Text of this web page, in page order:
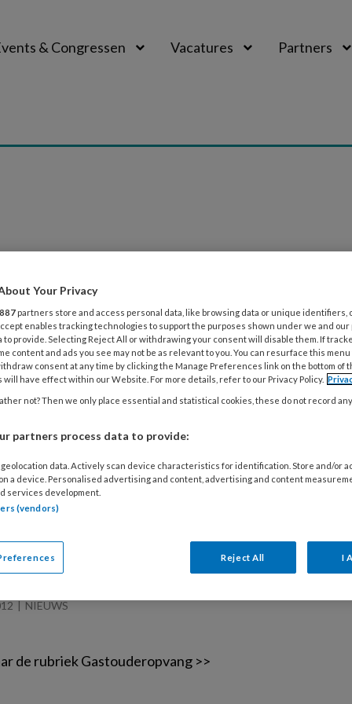
& Congressen Vacatures Partners
Pedagogisch kader
BKK is bezig met de ontwikkeling van het laatste
Om de ontwikkelingen van het Pedagogisch
NIEUWS KWALITEIT OPVANG
aanvraag- en wijzigingsformulieren
voor het aanvragen of wijzigen van
alleen nog formulieren van de nieuwste versie
NIEUWS
de rubriek Gastouderopvang >>
Your Privacy
887 partners store and access personal data, like browsing data or unique identifiers,
enables tracking technologies to support the purposes shown under we and
to provide. Selecting Reject All or withdrawing your consent will disable them. If
content and ads you see may not be as relevant to you. You can resurface this
consent at any time by clicking the Manage Preferences link on the bottom of
will have effect within our Website. For more details, refer to our Privacy Policy.
not? Then we only place essential and statistical cookies, these do not record
partners process data to provide:
data. Actively scan device characteristics for identification. Store and/or
a device. Personalised advertising and content, advertising and content
services development.
(vendors)
Reject All I